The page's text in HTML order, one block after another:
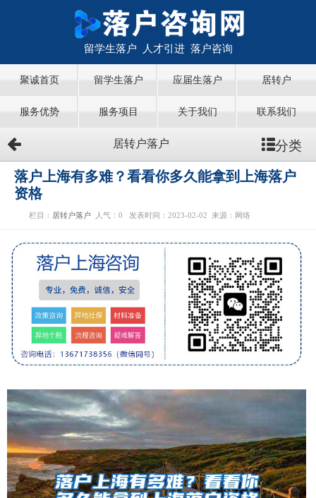
留学生落户 人才引进 落户咨询
聚诚首页 留学生落户 应届生落户 居转户
服务优势 服务项目 关于我们 联系我们
居转户落户 分类
落户上海有多难？看看你多久能拿到上海落户
资格
栏目： 居转户落户 人气： 0 发表时间：2023-02-02 来源：网络